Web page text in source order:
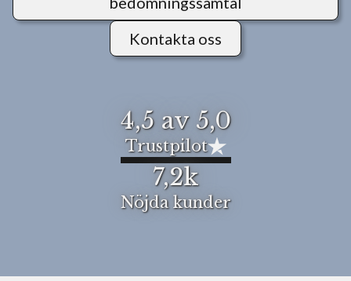
Kontakta oss
4,5 av 5,0
Trustpilot
7,2k
Nöjda kunder